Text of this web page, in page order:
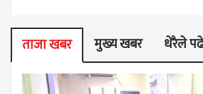
ताजा खबर मुख्य खबर धेरैले